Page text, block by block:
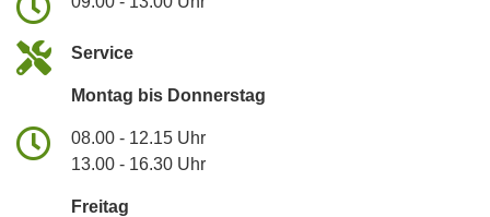
Service
Montag bis Donnerstag
08.00 - 12.15 Uhr
13.00 - 16.30 Uhr
Freitag